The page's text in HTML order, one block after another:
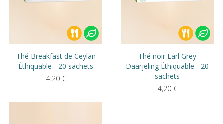
Thé Breakfast de Ceylan
Éthiquable - 20 sachets
4,20 €
Thé noir Earl Grey
Daarjeling Éthiquable - 20
sachets
4,20 €